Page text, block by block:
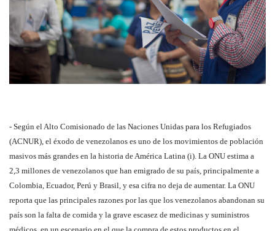
- Según el Alto Comisionado de las Naciones Unidas para los Refugiados
(ACNUR), el éxodo de venezolanos es uno de los movimientos de población
masivos más grandes en la historia de América Latina (i). La ONU estima a
2,3 millones de venezolanos que han emigrado de su país, principalmente a
Colombia, Ecuador, Perú y Brasil, y esa cifra no deja de aumentar. La ONU
reporta que las principales razones por las que los venezolanos abandonan su
país son la falta de comida y la grave escasez de medicinas y suministros